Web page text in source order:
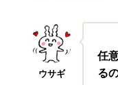
ウサギ
任
る